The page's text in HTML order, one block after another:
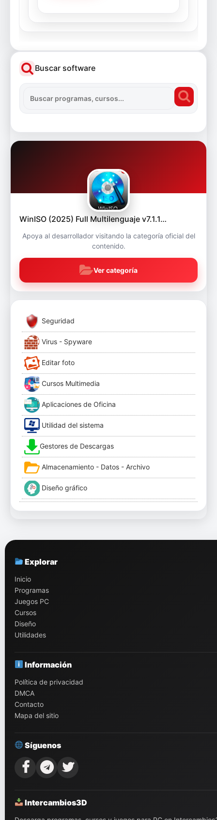
Buscar software
WinISO (2025) Full Multilenguaje v7.1.1…
Apoya al desarrollador visitando la categoría oficial del
contenido.
Ver categoría
Seguridad
Virus - Spyware
Editar foto
Cursos Multimedia
Aplicaciones de Oficina
Utilidad del sistema
Gestores de Descargas
Almacenamiento - Datos - Archivo
Diseño gráfico
Explorar
Inicio
Programas
Juegos PC
Cursos
Diseño
Utilidades
Información
Política de privacidad
DMCA
Contacto
Mapa del sitio
Síguenos
Intercambios3D